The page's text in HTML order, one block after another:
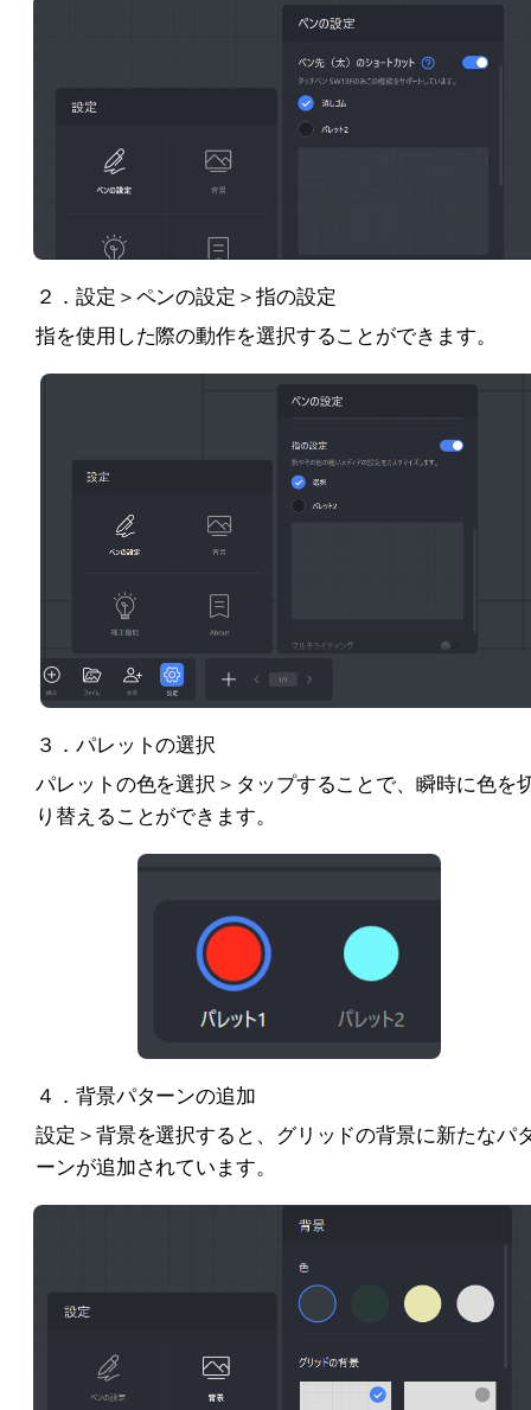
２．設定＞ペンの設定＞指の設定
指を使用した際の動作を選択することができます。
３．パレットの選択
パレットの色を選択＞タップすることで、瞬時に色を
り替えることができます。
４．背景パターンの追加
設定＞背景を選択すると、グリッドの背景に新たなパ
ーンが追加されています。